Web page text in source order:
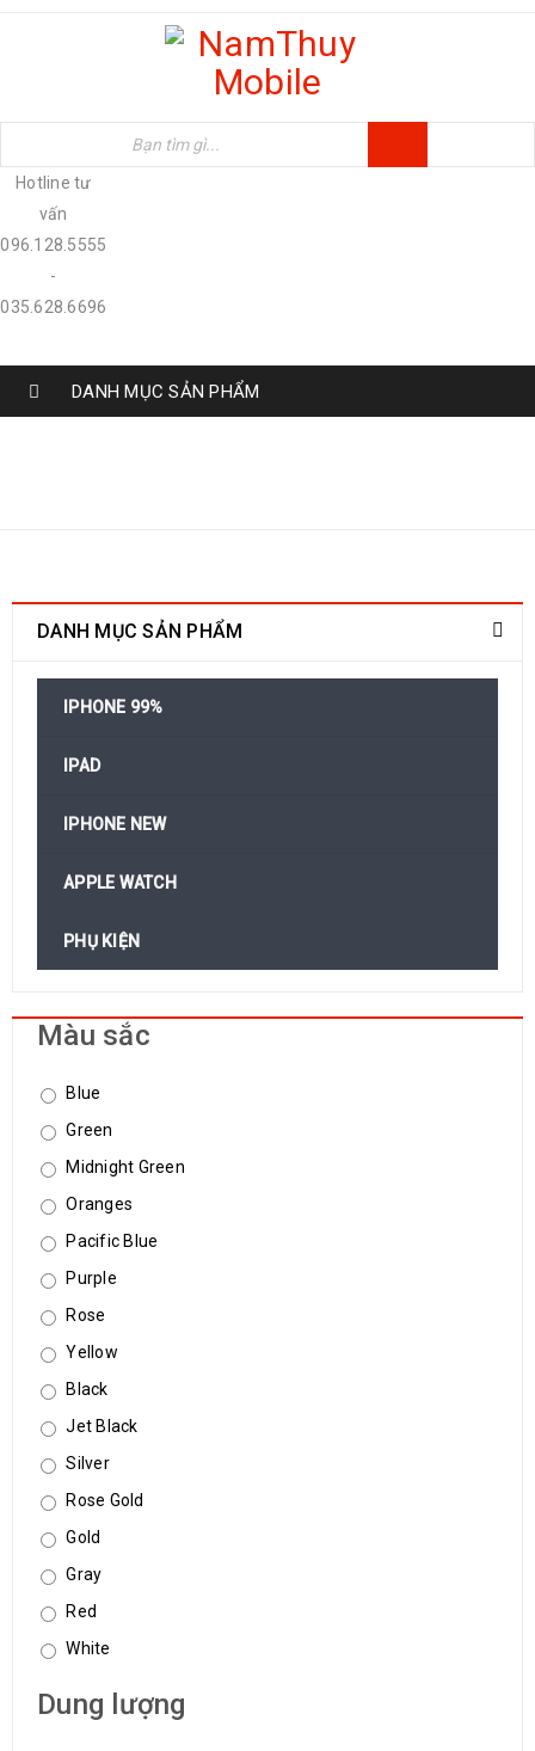
Hotline tư
vấn
096.128.5555
-
035.628.6696
DANH MỤC SẢN PHẨM
DANH MỤC SẢN PHẨM
IPHONE 99%
IPAD
IPHONE NEW
APPLE WATCH
PHỤ KIỆN
Màu sắc
Blue
Green
Midnight Green
Oranges
Pacific Blue
Purple
Rose
Yellow
Black
Jet Black
Silver
Rose Gold
Gold
Gray
Red
White
Dung lượng